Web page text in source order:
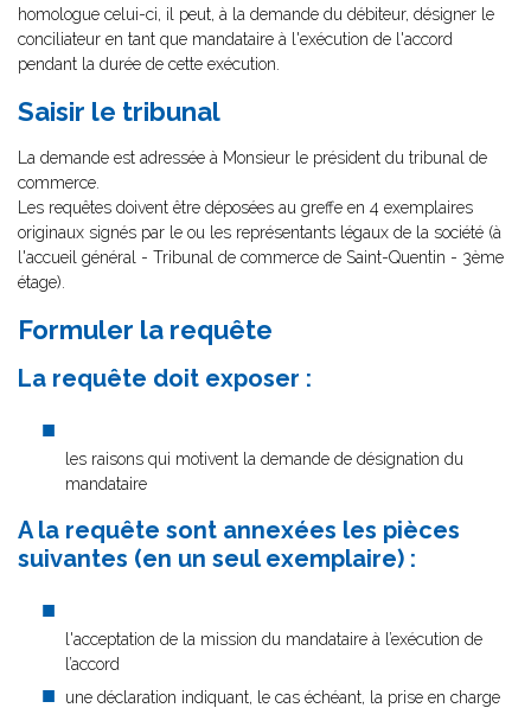
homologue celui-ci, il peut, à la demande du débiteur, désigner le
conciliateur en tant que mandataire à l'exécution de l'accord
pendant la durée de cette exécution.
Saisir le tribunal
La demande est adressée à Monsieur le président du tribunal de
commerce.
Les requêtes doivent être déposées au greffe en 4 exemplaires
originaux signés par le ou les représentants légaux de la société (à
l'accueil général - Tribunal de commerce de Saint-Quentin - 3ème
étage).
Formuler la requête
La requête doit exposer :
les raisons qui motivent la demande de désignation du
mandataire
A la requête sont annexées les pièces
suivantes (en un seul exemplaire) :
l'acceptation de la mission du mandataire à l’exécution de
l’accord
une déclaration indiquant, le cas échéant, la prise en charge